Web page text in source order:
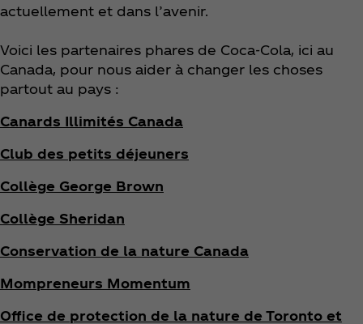
actuellement et dans l’avenir.
Voici les partenaires phares de Coca‑Cola, ici au
Canada, pour nous aider à changer les choses
partout au pays :
Canards Illimités Canada
Club des petits déjeuners
Collège George Brown
Collège Sheridan
Conservation de la nature Canada
Mompreneurs Momentum
Office de protection de la nature de Toronto et